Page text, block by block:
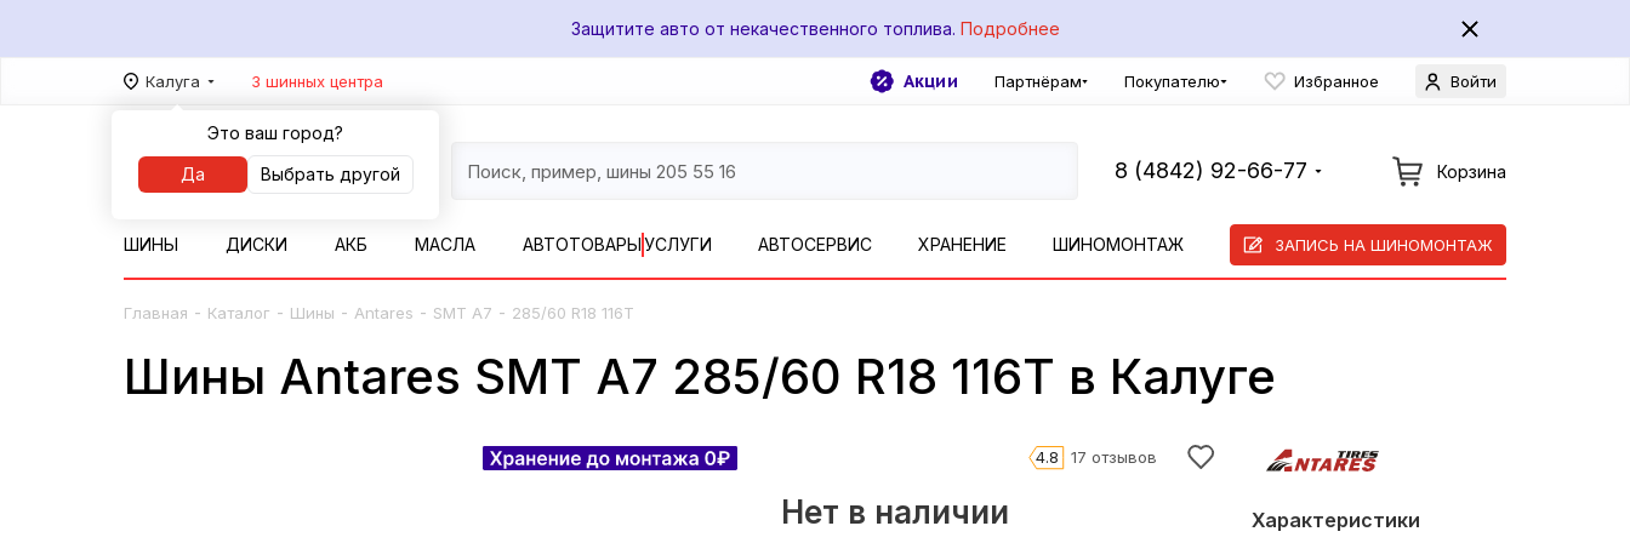
Защитите авто от некачественного топлива. Подробнее
Калуга
Это ваш город?
Да
Выбрать другой
3 шинных центра Акции Партнёрам Покупателю Избранное Войти
8 (4842) 92-66-77 Корзина
ШИНЫ ДИСКИ АКБ МАСЛА АВТОТОВАРЫУСЛУГИ АВТОСЕРВИС ХРАНЕНИЕ ШИНОМОНТАЖ ЗАПИСЬ НА ШИНОМОНТАЖ
Главная - Каталог - Шины - Antares - SMT A7 - 285/60 R18 116T
Шины Antares SMT A7 285/60 R18 116T в Калуге
4.8 17 отзывов
Нет в наличии Характеристики